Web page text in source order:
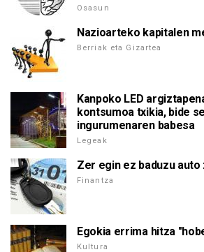
Osasun
Nazioarteko kapitalen
Berriak eta Gizartea
Kanpoko LED
kontsumoa txikia, bide
ingurumenaren babesa
Legeak
Zer egin ez baduzu
Finantza
Egokia errima hitza
Kultura